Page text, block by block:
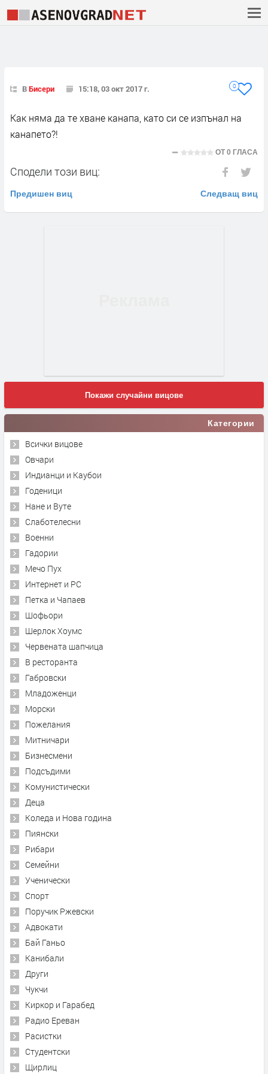
ВБисери 15:18, 03 окт 2017 г. 0
Как няма да те хване канапа, като си се изпънал на
канапето?!
ОТ0 ГЛАСА
Сподели този виц:
Предишен виц Следващ виц
Покажи случайни вицове
Категории
Всички вицове
Овчари
Индианци и Каубои
Годеници
Нане и Вуте
Слаботелесни
Военни
Гадории
Мечо Пух
Интернет и PC
Петка и Чапаев
Шофьори
Шерлок Хоумс
Червената шапчица
В ресторанта
Габровски
Младоженци
Морски
Пожелания
Митничари
Бизнесмени
Подсъдими
Комунистически
Деца
Коледа и Нова година
Пиянски
Рибари
Семейни
Ученически
Спорт
Поручик Ржевски
Адвокати
Бай Ганьо
Канибали
Други
Чукчи
Киркор и Гарабед
Радио Ереван
Расистки
Студентски
Щирлиц